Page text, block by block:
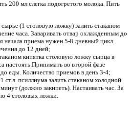
200 мл слегка подогретого молока. Пить
(1 столовую ложку) залить стаканом
часа. Заваривать отвар охлажденным до
начала приема нужен 5-8 дневный цикл.
до 12 дней;
кипятка столовую ложку сырца в
настоять.Принимать во второй фазе
еды. Количество приемов в день 3-4;
ст.л. псиллиума залить стаканом холодной
(должно закипеть). Настаивать час. За
4 столовых ложки.